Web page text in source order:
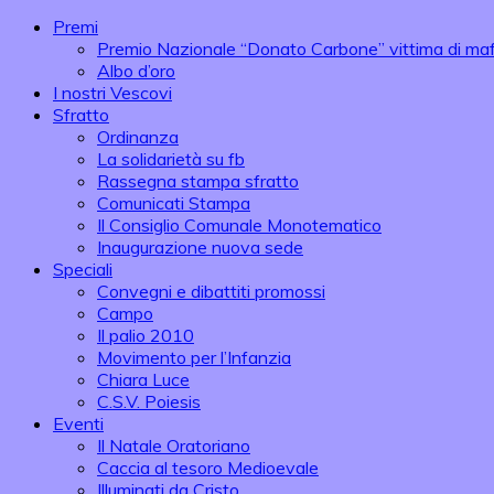
Premi
Premio Nazionale “Donato Carbone” vittima di
Albo d’oro
I nostri Vescovi
Sfratto
Ordinanza
La solidarietà su fb
Rassegna stampa sfratto
Comunicati Stampa
Il Consiglio Comunale Monotematico
Inaugurazione nuova sede
Speciali
Convegni e dibattiti promossi
Campo
Il palio 2010
Movimento per l’Infanzia
Chiara Luce
C.S.V. Poiesis
Eventi
Il Natale Oratoriano
Caccia al tesoro Medioevale
Illuminati da Cristo